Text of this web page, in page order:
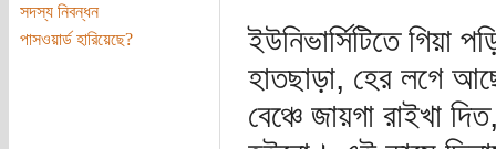
সদস্য নিবন্ধন
পাসওয়ার্ড হারিয়েছে?
ইউনিভার্সিটিতে গিয়া
হাতছাড়া, হের লগে
বেঞ্চে জায়গা রাইখা